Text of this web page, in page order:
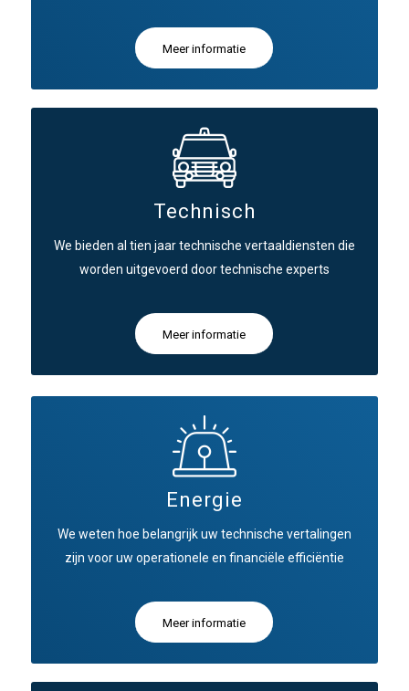
Meer informatie
Technisch
We bieden al tien jaar technische vertaaldiensten die
worden uitgevoerd door technische experts
Meer informatie
Energie
We weten hoe belangrijk uw technische vertalingen
zijn voor uw operationele en financiële efficiëntie
Meer informatie